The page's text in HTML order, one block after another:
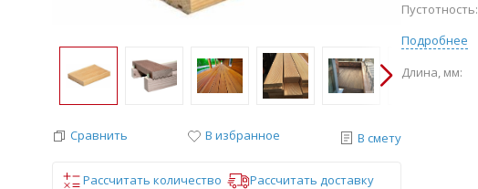
Сравнить В избранное В смету
Рассчитать количество
Рассчитать доставку
Пустотность:
Подробнее
Длина, мм: